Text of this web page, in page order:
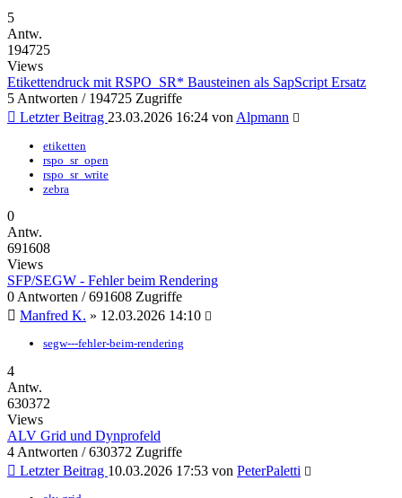
5
Antw.
194725
Views
Etikettendruck mit RSPO_SR* Bausteinen als SapScript Ersatz
5 Antworten / 194725 Zugriffe
Letzter Beitrag 23.03.2026 16:24 von Alpmann
etiketten
rspo_sr_open
rspo_sr_write
zebra
0
Antw.
691608
Views
SFP/SEGW - Fehler beim Rendering
0 Antworten / 691608 Zugriffe
Manfred K. » 12.03.2026 14:10
segw---fehler-beim-rendering
4
Antw.
630372
Views
ALV Grid und Dynprofeld
4 Antworten / 630372 Zugriffe
Letzter Beitrag 10.03.2026 17:53 von PeterPaletti